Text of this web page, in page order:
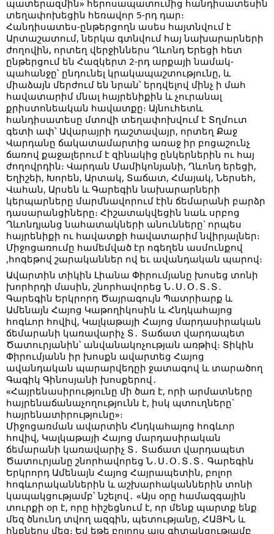
պատերազմին» հերոսապատումից հանդիսատեսին
տեղափոխեցին հեռավոր 5-րդ դար։
Հանդիսատես-ընթերցողն ասես հայտնվում է
Արտաշատում, ներկա գտնվում հայ նախարարների
ժողովին, որտեղ վերջիններս Ղևոնդ Երեցի հետ
ընթերցում են Հազկերտ 2-րդ արքայի նամակ-
պահանջը՝ ընդունել կրակապաշտությունը, և
միաձայն մերժում են նրան՝ երդվելով մինչ ի մահ
հավատարիմ մնալ հայրենիքին և չուրանալ
քրիստոնեական հավատքը։ Այնուհետև
հանդիսատեսը մտովի տեղափոխվում է Տղմուտ
գետի ափ՝ Ավարայրի դաշտավայր, որտեղ Քաջ
Վարդանը ճակատամարտից առաջ իր բոցաշունչ
ճառով քաջալերում է զինակից ընկերներին ու հայ
ժողովրդին։ Վարդան Մամիկոնյանի, Ղևոնդ երեցի,
Եղիշեի, Խորեն, Արտակ, Տաճատ, Հմայակ, Ներսեհ,
Վահան, Արսեն և Գարեգին նախարարների
կերպարները մարմնավորում էին ճեմարանի բարձր
դասարանցիները։ Հիշատակվեցին նաև սրբոց
Ղևոնդյանց նահատակների անունները` որպես
հայրենիքի ու հավատքի հավատարիմ նվիրյալներ։
Միջոցառումը համեմված էր ոգեղեն ասմունքով
,հոգեթով շարականներ ով եւ ավանդական պարով։
Ավարտին տիկին Լիանա Փիրումյանը խոսեց տոնի
խորհրդի մասին, շնորհավորեց Ն․Ս․Օ․Տ․Տ․
Գարեգին Երկրորդ Ծայրագույն Պատրիարք և
Ամենայն Հայոց Կաթողիկոսին և Հնդկահայոց
հոգևոր հովիվ, Կալկաթայի Հայոց մարդասիրական
ճեմարանի կառավարիչ Տ․ Տաճատ վարդապետ
Ծատուրյանին՝ անվանակոչության առթիվ։ Տիկին
Փիրումյանն իր խոսքն ավարտեց Հայոց
ավանդական պարարվեդըի ջատագով և տարածող
Գագիկ Գինոսյանի խոսքերով․
«Հայրենասիրությունը մի ծառ է, որի արմատները
հայրենաճանաչողությունն է, իսկ պտուղները`
հայրենատիրությունը»։
Միջոցառման ավարտին Հնդկահայոց հոգևոր
հովիվ, Կալկաթայի Հայոց մարդասիրական
ճեմարանի կառավարիչ Տ․ Տաճատ վարդապետ
Ծատուրյանը շնորհավորեց Ն․Ս․Օ․Տ․Տ․ Գարեգին
Երկրորդ Ամենայն Հայոց Հայրապետին, բոլոր
հոգևորականներին և աշխարհականներին տոնի
կապակցությամբ՝ նշելով․ «Այս օրը համազգային
տուրքի օր է, որը հիշեցնում է, որ մենք պարտք ենք
մեզ ծնունդ տվող ազգին, պետությանը, ՀԱՅԻՆ և
ինքներս մեզ։ Եվ եթե բոլորս այս գիտակցությամբ